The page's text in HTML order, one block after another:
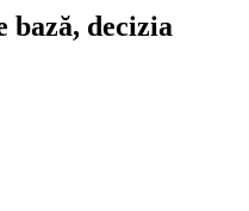
decizia